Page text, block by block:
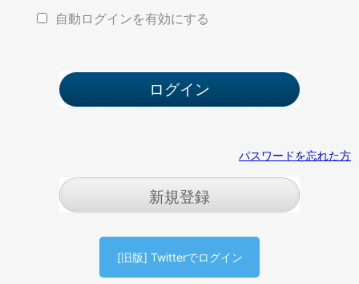
自動ログインを有効にする
パスワードを忘れた方
新規登録
[旧版] Twitterでログイン